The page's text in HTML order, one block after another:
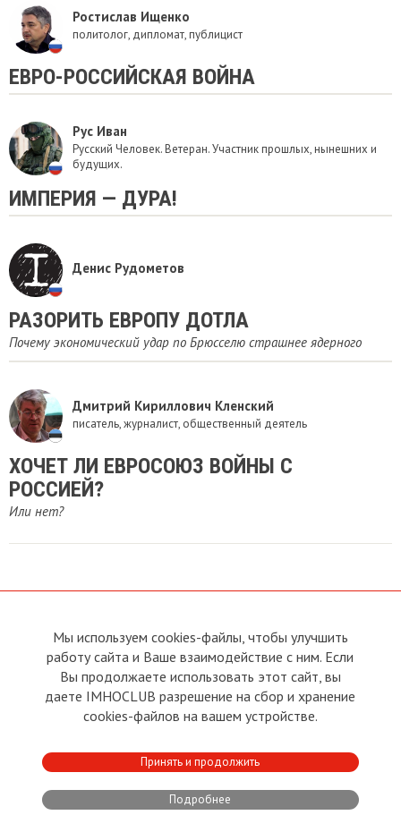
Ростислав Ищенко
политолог, дипломат, публицист
​ЕВРО-РОССИЙСКАЯ ВОЙНА
Рус Иван
Русский Человек. Ветеран. Участник прошлых, нынешних и
будущих.
ИМПЕРИЯ — ДУРА!
Денис Рудометов
РАЗОРИТЬ ЕВРОПУ ДОТЛА
Почему экономический удар по Брюсселю страшнее ядерного
Дмитрий Кириллович Кленский
писатель, журналист, общественный деятель
ХОЧЕТ ЛИ ЕВРОСОЮЗ ВОЙНЫ С
РОССИЕЙ?
Или нет?
О сайте
Условия пользования
Политика конфиденциальности
Прямая связь с
Председателем
Прямая связь c членами клуба
Реклама
Контакты
Developed by:CRA
Club
Мы используем cookies-файлы, чтобы улучшить
работу сайта и Ваше взаимодействие с ним. Если
Вы продолжаете использовать этот сайт, вы
даете IMHOCLUB разрешение на сбор и хранение
cookies-файлов на вашем устройстве.
Принять и продолжить
Подробнее